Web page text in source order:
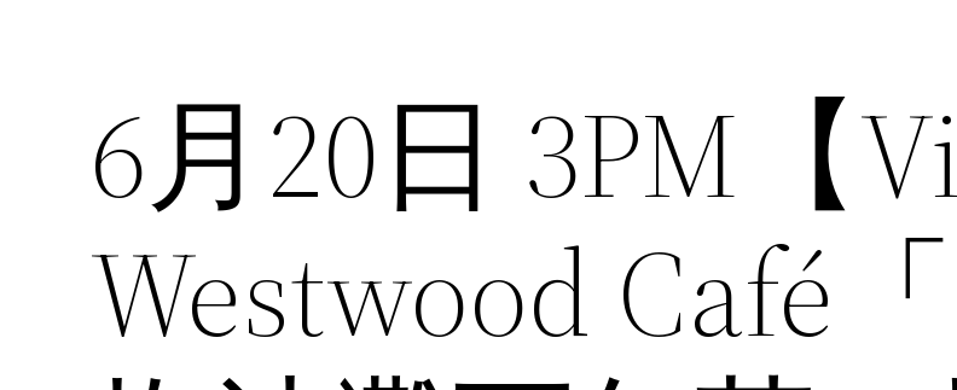
6月20日 3PM【
Westwood Café「